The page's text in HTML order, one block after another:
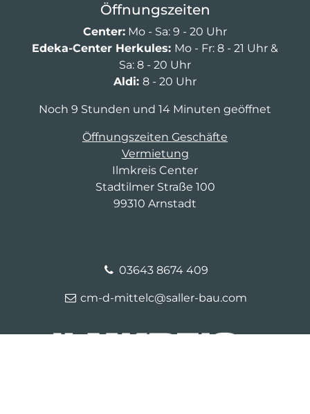
Öffnungszeiten
Center: Mo - Sa: 9 - 20 Uhr
Edeka-Center Herkules: Mo - Fr: 8 - 21 Uhr &
Sa: 8 - 20 Uhr
Aldi: 8 - 20 Uhr
Noch 9 Stunden und 14 Minuten geöffnet
Öffnungszeiten Geschäfte
Vermietung
Ilmkreis Center
Stadtilmer Straße 100
99310 Arnstadt
03643 8674 409
cm-d-mittelc@saller-bau.com